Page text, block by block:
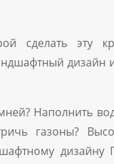
эту
дизайн
Наполнить
газоны?
дизайну